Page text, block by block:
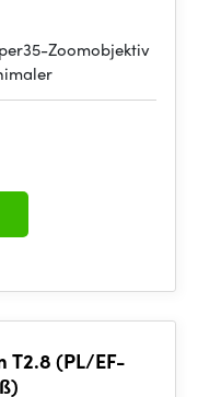
Zoomobjektiv
T2.8 (PL/EF-